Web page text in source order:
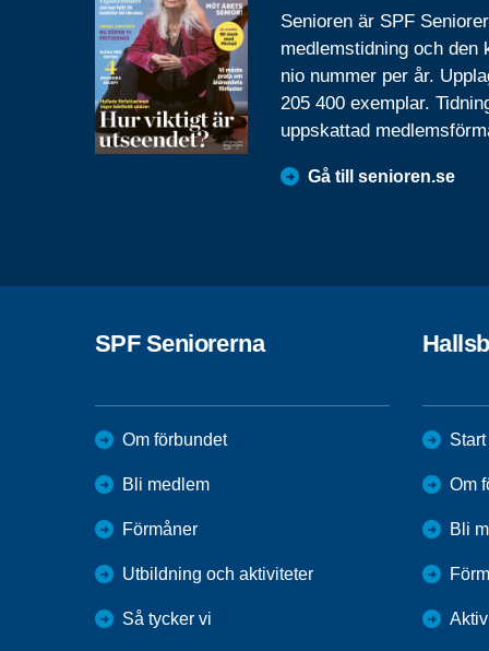
Senioren är SPF
medlemstidning och den
nio nummer per år.
205 400 exemplar.
uppskattad
Gå till senioren.se
SPF Seniorerna
Om förbundet
Bli medlem
Förmåner
Utbildning och aktiviteter
Så tycker vi
Start
Om
Bli